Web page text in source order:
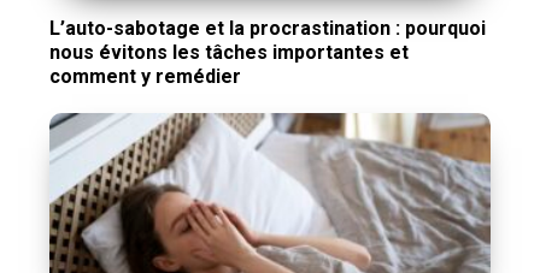
L’auto-sabotage et la procrastination : pourquoi
nous évitons les tâches importantes et
comment y remédier